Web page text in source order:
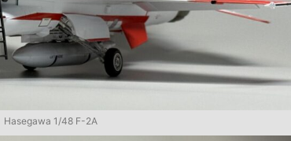
Hasegawa 1/48 F-2A